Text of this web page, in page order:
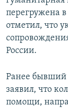
Все сайты
перегружена
отметил, что
России.
Ранее бывший
заявил, что
помощи,